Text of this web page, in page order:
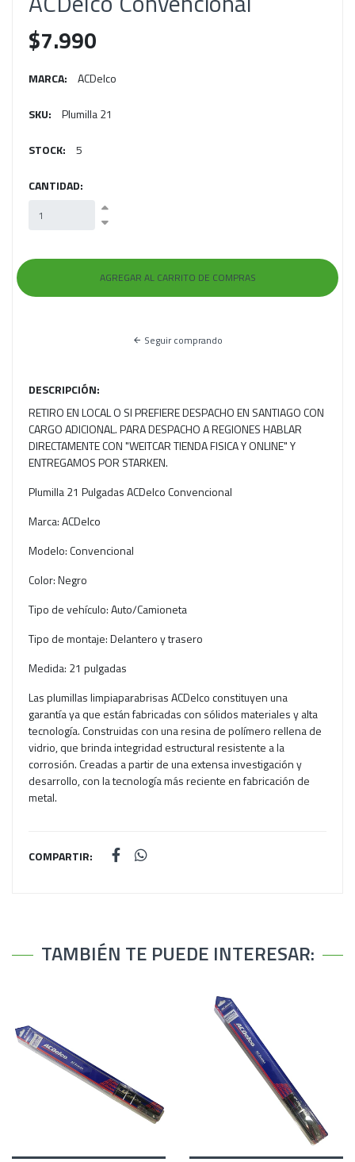
$7.990
MARCA: ACDelco
SKU: Plumilla 21
STOCK: 5
CANTIDAD:
Seguir comprando
DESCRIPCIÓN:
RETIRO EN LOCAL O SI PREFIERE DESPACHO EN SANTIAGO CON
CARGO ADICIONAL. PARA DESPACHO A REGIONES HABLAR
DIRECTAMENTE CON "WEITCAR TIENDA FISICA Y ONLINE" Y
ENTREGAMOS POR STARKEN.
Plumilla 21 Pulgadas ACDelco Convencional
Marca: ACDelco
Modelo: Convencional
Color: Negro
Tipo de vehículo: Auto/Camioneta
Tipo de montaje: Delantero y trasero
Medida: 21 pulgadas
Las plumillas limpiaparabrisas ACDelco constituyen una
garantía ya que están fabricadas con sólidos materiales y alta
tecnología. Construidas con una resina de polímero rellena de
vidrio, que brinda integridad estructural resistente a la
corrosión. Creadas a partir de una extensa investigación y
desarrollo, con la tecnología más reciente en fabricación de
metal.
COMPARTIR:
TAMBIÉN TE PUEDE INTERESAR: